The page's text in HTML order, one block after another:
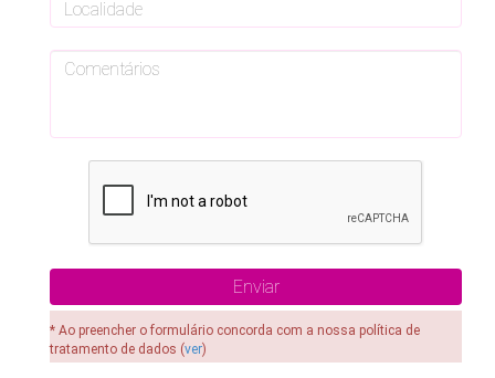
* Ao preencher o formulário concorda com a nossa política de
tratamento de dados (ver)